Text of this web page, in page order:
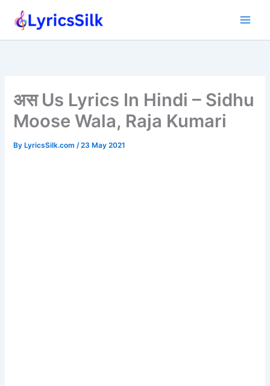
अस Us Lyrics In Hindi – Sidhu
Moose Wala, Raja Kumari
ByLyricsSilk.com /23 May 2021